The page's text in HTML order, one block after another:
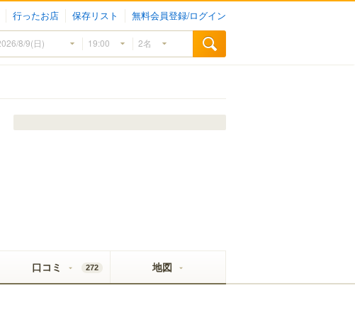
行ったお店 保存リスト 無料会員登録/ログイン
口コミ 272 地図